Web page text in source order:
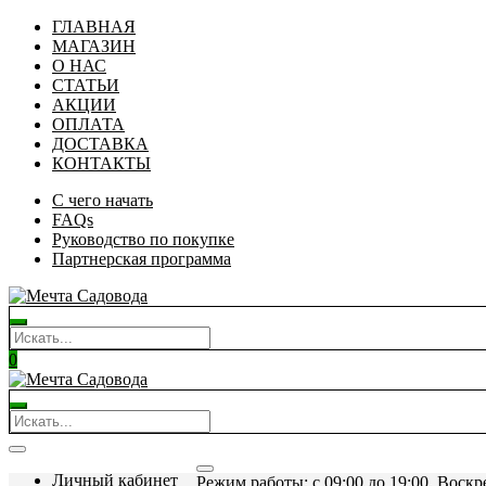
ГЛАВНАЯ
МАГАЗИН
О НАС
СТАТЬИ
АКЦИИ
ОПЛАТА
ДОСТАВКА
КОНТАКТЫ
С чего начать
FAQs
Руководство по покупке
Партнерская программа
0
Личный кабинет
Режим работы: c 09:00 до 19:00.